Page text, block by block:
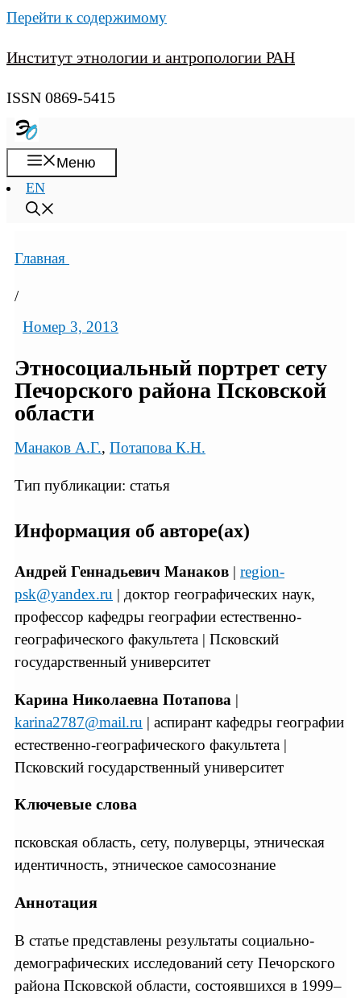
Перейти к содержимому
Институт этнологии и антропологии РАН
ISSN 0869-5415
Меню
EN
Главная
/
Номер 3, 2013
Этносоциальный портрет сету
Печорского района Псковской
области
Манаков А.Г., Потапова К.Н.
Тип публикации: статья
Информация об авторе(ах)
Андрей Геннадьевич Манаков | region-
psk@yandex.ru | доктор географических наук,
профессор кафедры географии естественно-
географического факультета | Псковский
государственный университет
Карина Николаевна Потапова |
karina2787@mail.ru | аспирант кафедры географии
естественно-географического факультета |
Псковский государственный университет
Ключевые слова
псковская область, сету, полуверцы, этническая
идентичность, этническое самосознание
Аннотация
В статье представлены результаты социально-
демографических исследований сету Печорского
района Псковской области, состоявшихся в 1999–